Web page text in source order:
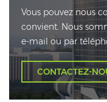
Vous pouvez nous
convient. Nous
e-mail ou par
CONTACTEZ-